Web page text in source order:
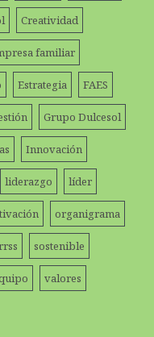
Creatividad
familiar
Estrategia FAES
Grupo Dulcesol
Innovación
liderazgo líder
organigrama
sostenible
valores